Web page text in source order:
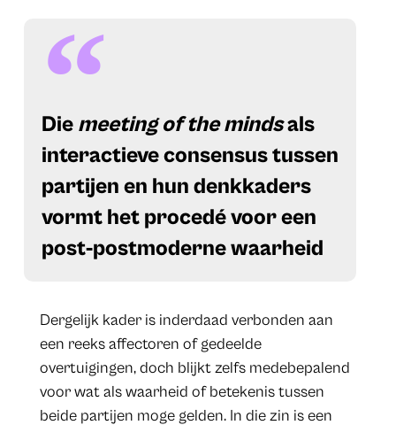
​Die meeting of the mindsals
interactieve consensus tussen
partijen en hun denkkaders
vormt het procedé voor een
post-postmoderne waarheid
Dergelijk kader is inderdaad verbonden aan
een reeks affectoren of gedeelde
overtuigingen, doch blijkt zelfs medebepalend
voor wat als waarheid of betekenis tussen
beide partijen moge gelden. In die zin is een